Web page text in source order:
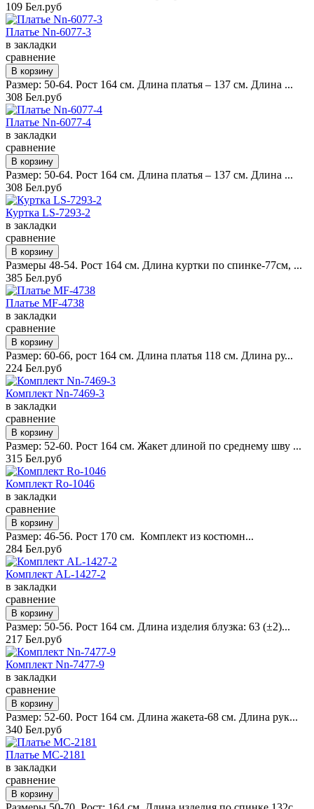
109 Бел.руб
Платье Nn-6077-3
в закладки
сравнение
Размер: 50-64. Рост 164 см. Длина платья – 137 см. Длина ...
308 Бел.руб
Платье Nn-6077-4
в закладки
сравнение
Размер: 50-64. Рост 164 см. Длина платья – 137 см. Длина ...
308 Бел.руб
Куртка LS-7293-2
в закладки
сравнение
Размеры 48-54. Рост 164 см. Длина куртки по спинке-77см, ...
385 Бел.руб
Платье MF-4738
в закладки
сравнение
Размер: 60-66, рост 164 см. Длина платья 118 см. Длина ру...
224 Бел.руб
Комплект Nn-7469-3
в закладки
сравнение
Размер: 52-60. Рост 164 см. Жакет длиной по среднему шву ...
315 Бел.руб
Комплект Ro-1046
в закладки
сравнение
Размер: 46-56. Рост 170 см. Комплект из костюмн...
284 Бел.руб
Комплект AL-1427-2
в закладки
сравнение
Размер: 50-56. Рост 164 см. Длина изделия блузка: 63 (±2)...
217 Бел.руб
Комплект Nn-7477-9
в закладки
сравнение
Размер: 52-60. Рост 164 см. Длина жакета-68 см. Длина рук...
340 Бел.руб
Платье MC-2181
в закладки
сравнение